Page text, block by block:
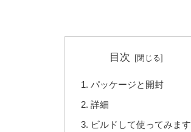
目次
パッケージと開封
詳細
ビルドして使ってみます